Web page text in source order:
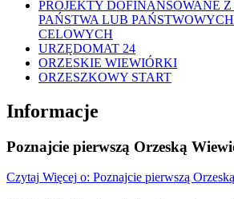
PROJEKTY DOFINANSOWANE
PAŃSTWA LUB
CELOWYCH
URZĘDOMAT 24
ORZESKIE WIEWIÓRKI
ORZESZKOWY START
Informacje
Poznajcie pierwszą Orzeską
Czytaj Więcej o: Poznajcie pierwszą